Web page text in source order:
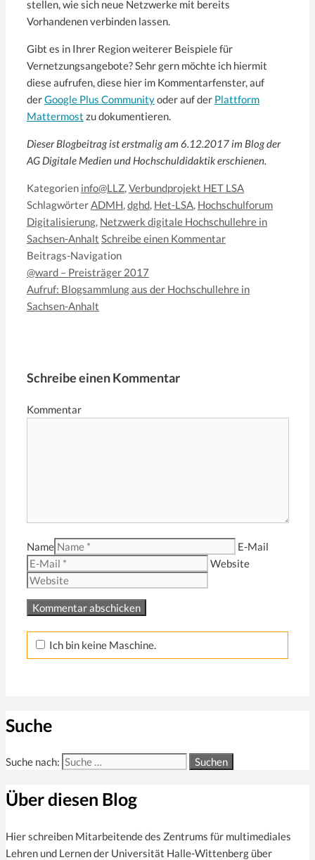
stellen, wie sich neue Netzwerke mit bereits
Vorhandenen verbinden lassen.
Gibt es in Ihrer Region weiterer Beispiele für
Vernetzungsangebote? Sehr gern möchte ich hiermit
diese aufrufen, diese hier im Kommentarfenster, auf
derGoogle Plus Communityoder auf der Plattform
Mattermost zu dokumentieren.
Dieser Blogbeitrag ist erstmalig am 6.12.2017 im Blog der
AG Digitale Medien und Hochschuldidaktik erschienen.
Kategorien info@LLZ,Verbundprojekt HET LSA
SchlagwörterADMH,dghd, Het-LSA, Hochschulforum
Digitalisierung, Netzwerk digitale Hochschullehre in
Sachsen-Anhalt Schreibe einen Kommentar
Beitrags-Navigation
@ward – Preisträger 2017
Aufruf: Blogsammlung aus der Hochschullehre in
Sachsen-Anhalt
Schreibe einen Kommentar
Kommentar
Name
E-Mail
Website
Ich bin keine Maschine.
Suche
Suche nach:
Über diesen Blog
Hier schreiben Mitarbeitende des Zentrums für multi­mediales
Lehren und Lernen der Universität Halle-Wittenberg über